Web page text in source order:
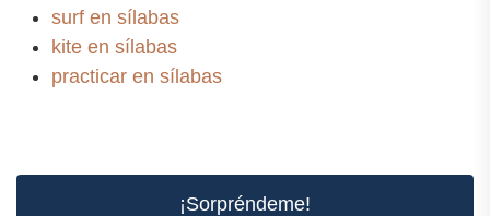
surf en sílabas
kite en sílabas
practicar en sílabas
¡Sorpréndeme!